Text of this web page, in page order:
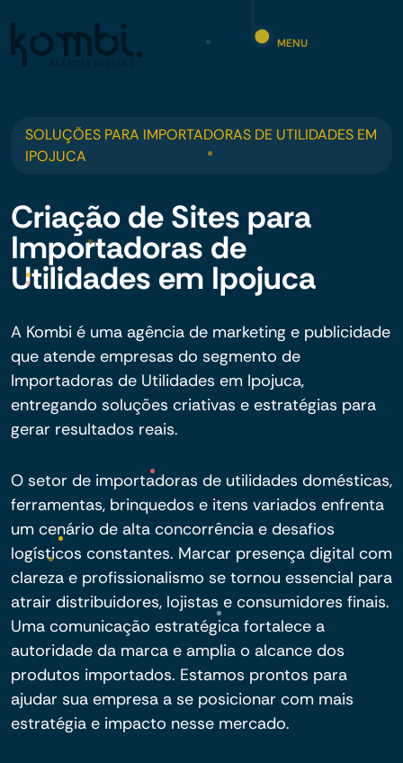
MENU
SOLUÇÕES PARA IMPORTADORAS DE UTILIDADES EM
IPOJUCA
Criação de Sites para
Importadoras de
Utilidades em Ipojuca
A Kombi é uma agência de marketing e publicidade
que atende empresas do segmento de
Importadoras de Utilidades em Ipojuca,
entregando soluções criativas e estratégias para
gerar resultados reais.
O setor de importadoras de utilidades domésticas,
ferramentas, brinquedos e itens variados enfrenta
um cenário de alta concorrência e desafios
logísticos constantes. Marcar presença digital com
clareza e profissionalismo se tornou essencial para
atrair distribuidores, lojistas e consumidores finais.
Uma comunicação estratégica fortalece a
autoridade da marca e amplia o alcance dos
produtos importados. Estamos prontos para
ajudar sua empresa a se posicionar com mais
estratégia e impacto nesse mercado.